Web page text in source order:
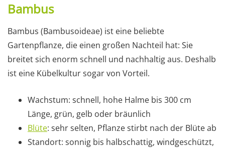
Bambus
Bambus (Bambusoideae) ist eine beliebte
Gartenpflanze, die einen großen Nachteil hat: Sie
breitet sich enorm schnell und nachhaltig aus. Deshalb
ist eine Kübelkultur sogar von Vorteil.
Wachstum: schnell, hohe Halme bis 300 cm
Länge, grün, gelb oder bräunlich
Blüte: sehr selten, Pflanze stirbt nach der Blüte ab
Standort: sonnig bis halbschattig, windgeschützt,